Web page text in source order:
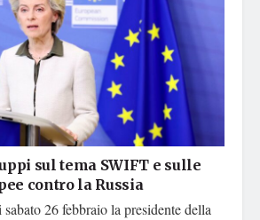
sul tema SWIFT e sulle
contro la Russia
26 febbraio la presidente della